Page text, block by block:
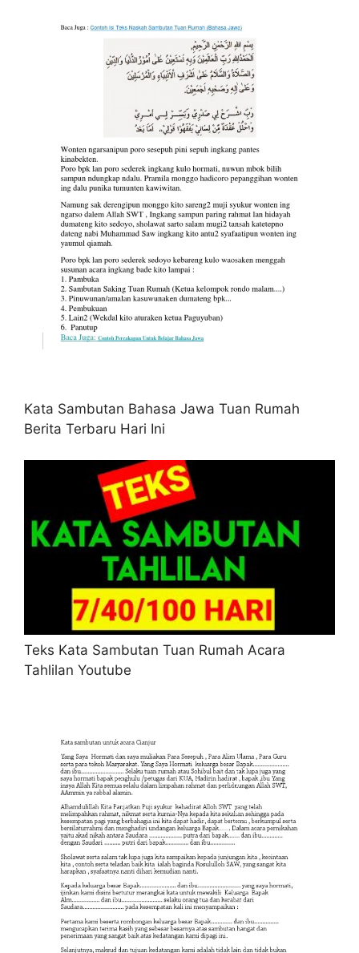
Kata Sambutan Bahasa Jawa Tuan Rumah
Berita Terbaru Hari Ini
Teks Kata Sambutan Tuan Rumah Acara
Tahlilan Youtube